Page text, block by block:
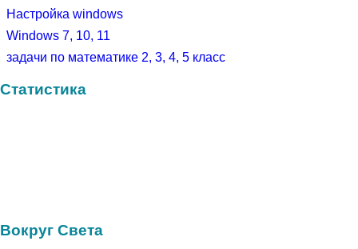
Настройка windows
Windows 7, 10, 11
задачи по математике 2, 3, 4, 5 класс
Статистика
Вокруг Света